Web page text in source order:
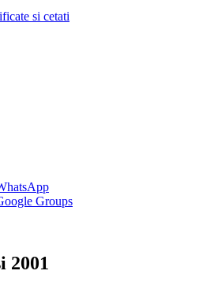
si cetati
Groups
2001